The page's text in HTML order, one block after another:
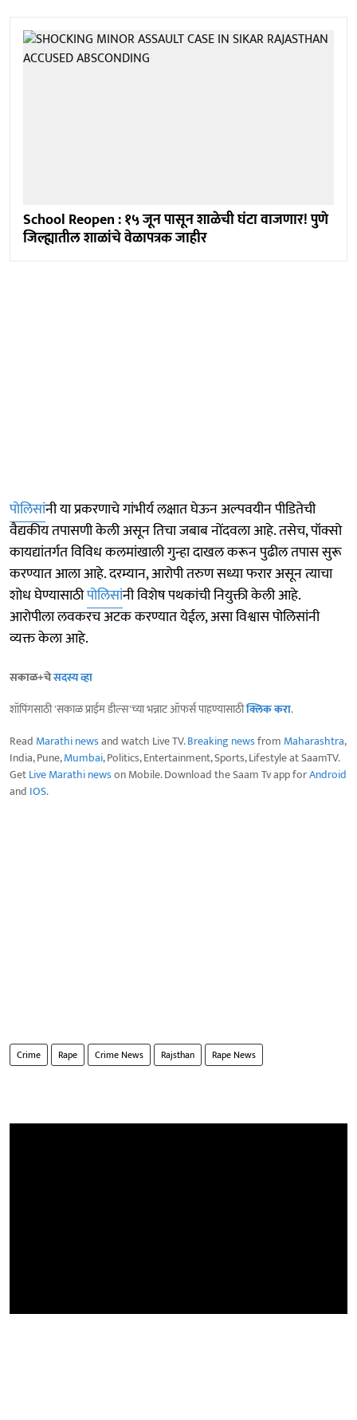
School Reopen : १५ जून पासून शाळेची घंटा वाजणार! पुणे
जिल्ह्यातील शाळांचे वेळापत्रक जाहीर
पोलिसांनी या प्रकरणाचे गांभीर्य लक्षात घेऊन अल्पवयीन पीडितेची
वैद्यकीय तपासणी केली असून तिचा जबाब नोंदवला आहे. तसेच, पॉक्सो
कायद्यांतर्गत विविध कलमांखाली गुन्हा दाखल करून पुढील तपास सुरू
करण्यात आला आहे. दरम्यान, आरोपी तरुण सध्या फरार असून त्याचा
शोध घेण्यासाठीपोलिसांनी विशेष पथकांची नियुक्ती केली आहे.
आरोपीला लवकरच अटक करण्यात येईल, असा विश्वास पोलिसांनी
व्यक्त केला आहे.
सकाळ+चेसदस्य व्हा
शॉपिंगसाठी 'सकाळ प्राईम डील्स'च्या भन्नाट ऑफर्स पाहण्यासाठीक्लिक करा.
Read Marathi newsand watch Live TV.Breaking newsfrom Maharashtra,
India, Pune,Mumbai, Politics, Entertainment, Sports, Lifestyle at SaamTV.
GetLive Marathi newson Mobile. Download the Saam Tv app forAndroid
and IOS.
Crime Rape Crime News Rajsthan Rape News